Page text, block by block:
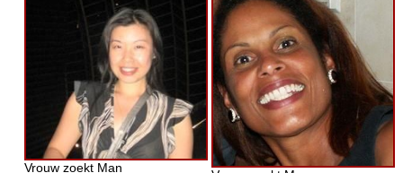
Vrouw zoekt Man